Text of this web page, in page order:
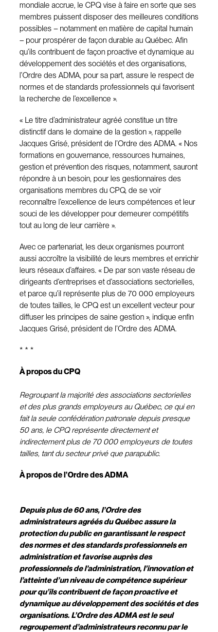
mondiale accrue, le CPQ vise à faire en sorte que ses
membres puissent disposer des meilleures conditions
possibles – notamment en matière de capital humain
– pour prospérer de façon durable au Québec. Afin
qu’ils contribuent de façon proactive et dynamique au
développement des sociétés et des organisations,
l’Ordre des ADMA, pour sa part, assure le respect de
normes et de standards professionnels qui favorisent
la recherche de l’excellence ».
« Le titre d’administrateur agréé constitue un titre
distinctif dans le domaine de la gestion », rappelle
Jacques Grisé, président de l’Ordre des ADMA. « Nos
formations en gouvernance, ressources humaines,
gestion et prévention des risques, notamment, sauront
répondre à un besoin, pour les gestionnaires des
organisations membres du CPQ, de se voir
reconnaître l’excellence de leurs compétences et leur
souci de les développer pour demeurer compétitifs
tout au long de leur carrière ».
Avec ce partenariat, les deux organismes pourront
aussi accroître la visibilité de leurs membres et enrichir
leurs réseaux d’affaires. « De par son vaste réseau de
dirigeants d’entreprises et d’associations sectorielles,
et parce qu’il représente plus de 70 000 employeurs
de toutes tailles, le CPQ est un excellent vecteur pour
diffuser les principes de saine gestion », indique enfin
Jacques Grisé, président de l’Ordre des ADMA.
* * *
À propos du CPQ
Regroupant la majorité des associations sectorielles
et des plus grands employeurs au Québec, ce qui en
fait la seule confédération patronale depuis presque
50 ans, le CPQ représente directement et
indirectement plus de 70 000 employeurs de toutes
tailles, tant du secteur privé que parapublic.
À propos de l’Ordre des ADMA
Depuis plus de 60 ans, l’Ordre des
administrateurs agréés du Québec assure la
protection du public en garantissant le respect
des normes et des standards professionnels en
administration et favorise auprès des
professionnels de l’administration, l’innovation et
l’atteinte d’un niveau de compétence supérieur
pour qu’ils contribuent de façon proactive et
dynamique au développement des sociétés et des
organisations. L’Ordre des ADMA est le seul
regroupement d’administrateurs reconnu par le